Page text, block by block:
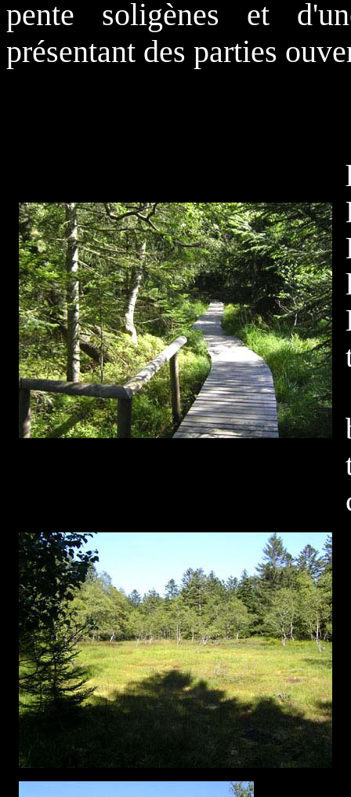
pente soligènes et
présentant des parties